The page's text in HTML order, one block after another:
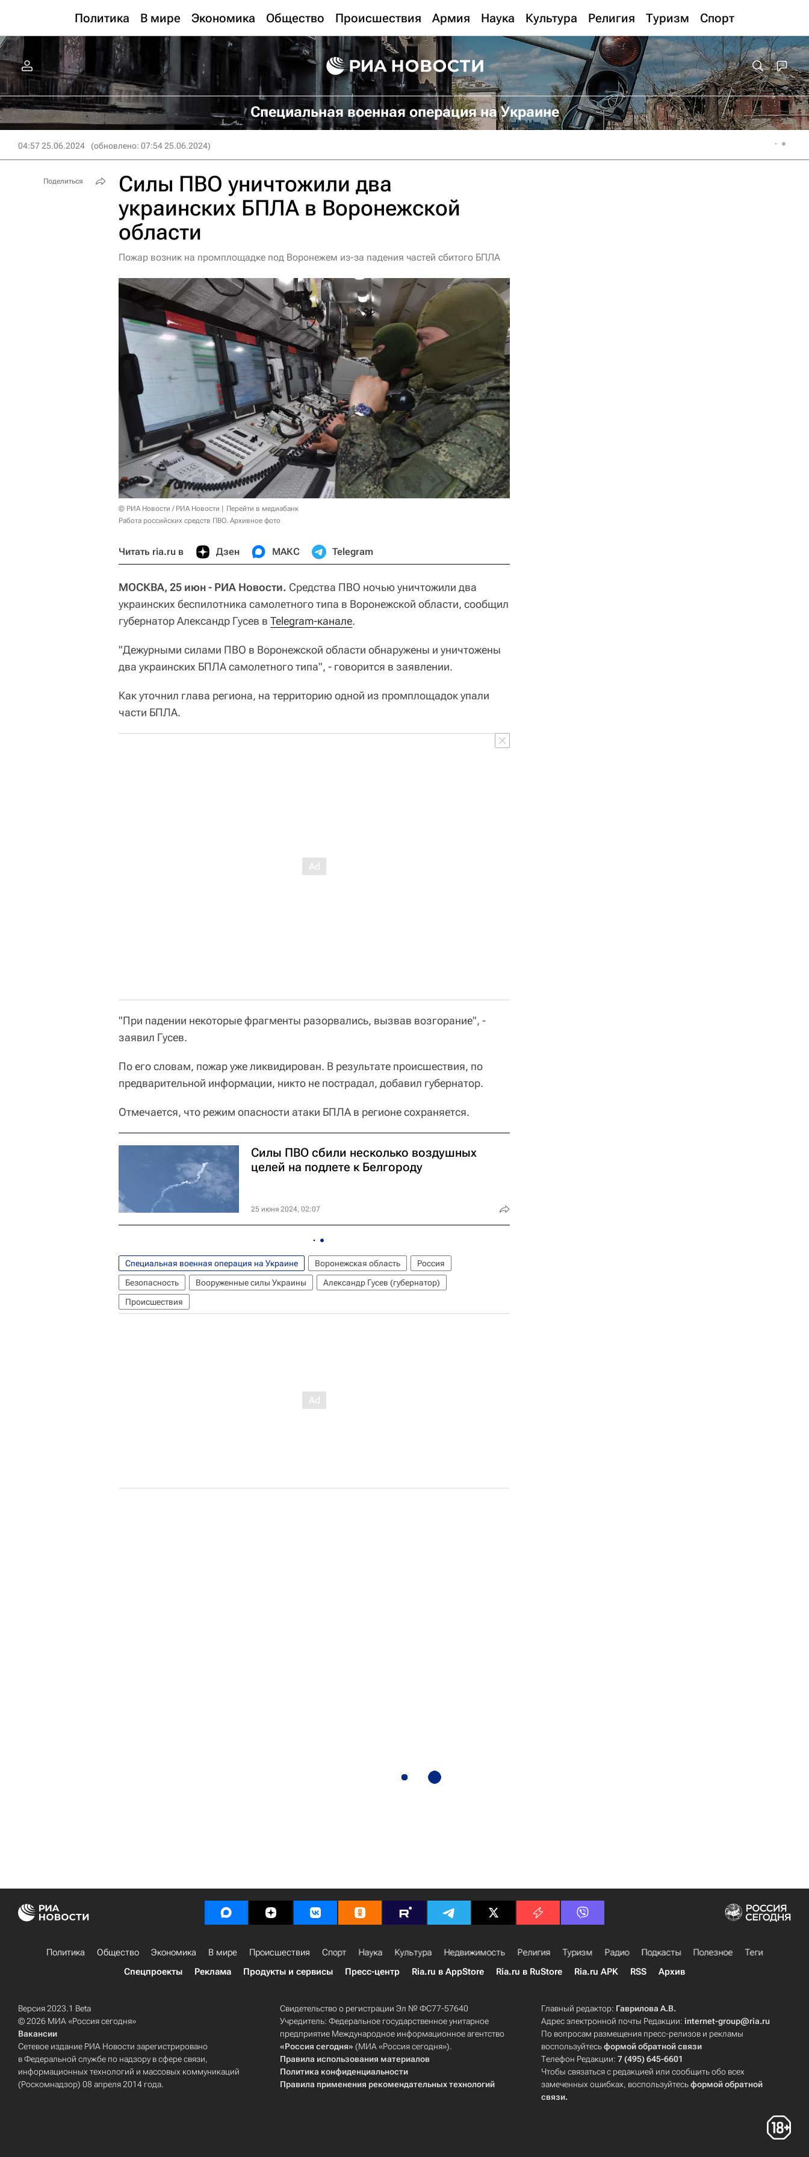
Политика В мире Экономика Общество Происшествия Армия Наука Культура Религия Туризм Спорт
Специальная военная операция на Украине
04:57 25.06.2024 (обновлено: 07:54 25.06.2024)
Силы ПВО уничтожили два
украинских БПЛА в Воронежской
области
Пожар возник на промплощадке под Воронежем из-за падения частей сбитого БПЛА
© РИА Новости / РИА Новости
Перейти в медиабанк
Работа российских средств ПВО. Архивное фото
Читать ria.ru в Дзен МАКС Telegram
МОСКВА, 25 июн - РИА Новости. Средства ПВО ночью уничтожили два
украинских беспилотника самолетного типа в Воронежской области, сообщил
губернатор Александр Гусев в Telegram-канале.
"Дежурными силами ПВО в Воронежской области обнаружены и уничтожены
два украинских БПЛА самолетного типа", - говорится в заявлении.
Как уточнил глава региона, на территорию одной из промплощадок упали
части БПЛА.
"При падении некоторые фрагменты разорвались, вызвав возгорание", -
заявил Гусев.
По его словам, пожар уже ликвидирован. В результате происшествия, по
предварительной информации, никто не пострадал, добавил губернатор.
Отмечается, что режим опасности атаки БПЛА в регионе сохраняется.
Силы ПВО сбили несколько воздушных
целей на подлете к Белгороду
25 июня 2024, 02:07
Специальная военная операция на Украине Воронежская область
Россия
Безопасность
Вооруженные силы Украины
Александр Гусев (губернатор)
Происшествия
Поделиться
Политика Общество Экономика В мире Происшествия Спорт Наука Культура Недвижимость Религия Туризм Радио Подкасты Полезное
Теги
Спецпроекты
Реклама Продукты и сервисы Пресс-центр Ria.ru в AppStore Ria.ru в RuStore Ria.ru APK RSS Архив
Версия 2023.1 Beta
© 2026 МИА «Россия сегодня»
Вакансии
Сетевое издание РИА Новости зарегистрировано
в Федеральной службе по надзору в сфере связи,
информационных технологий и массовых коммуникаций
(Роскомнадзор) 08 апреля 2014 года.
Свидетельство о регистрации Эл № ФС77-57640
Учредитель: Федеральное государственное унитарное
предприятие Международное информационное агентство
«Россия сегодня» (МИА «Россия сегодня»).
Правила использования материалов
Политика конфиденциальности
Правила применения рекомендательных технологий
Главный редактор: Гаврилова А.В.
Адрес электронной почты Редакции:internet-group@ria.ru
По вопросам размещения пресс-релизов и рекламы
воспользуйтесьформой обратной связи
Телефон Редакции:7 (495) 645-6601
Чтобы связаться с редакцией или сообщить обо всех
замеченных ошибках, воспользуйтесьформой обратной
связи.